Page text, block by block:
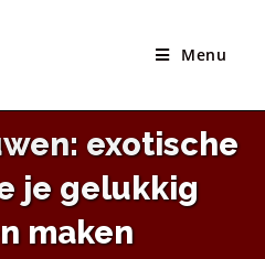
Menu
exotische
je gelukkig
maken